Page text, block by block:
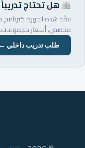
هل تحتاج تدريباً
ننفّذ هذه الدورة
مخصص، أسعار مجموعات.
طلب تدريب داخلي ←